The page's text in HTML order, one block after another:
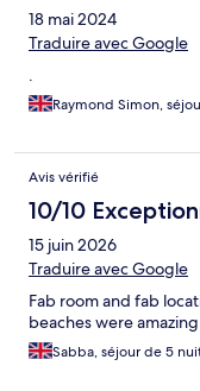
18 mai 2024
Traduire avec Google
.
Raymond Simon,
Avis vérifié
10/10
15 juin 2026
Traduire avec Google
Fab room and fab
beaches were amazing
Sabba, séjour de 5